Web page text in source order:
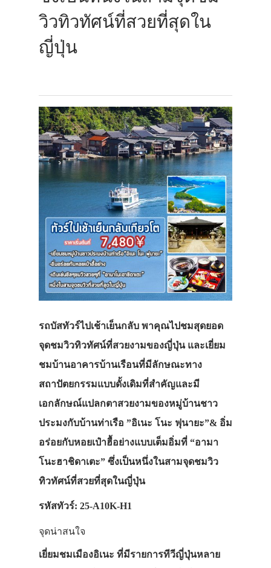
วิวทิวทัศน์ที่สวยที่สุดใน
ญี่ปุ่น
รถบัสทัวร์ไปเช้าเย็นกลับ พาคุณไปชมสุดยอด
จุดชมวิวทิวทัศน์ที่สวยงามของญี่ปุ่น และเยี่ยม
ชมบ้านอาคารบ้านเรือนที่มีลักษณะทาง
สถาปัตยกรรมแบบดั้งเดิมที่สำคัญและมี
เอกลักษณ์แปลกตาสวยงามของหมู่บ้านชาว
ประมงกับบ้านท่าเรือ ”อิเนะ โนะ ฟุนายะ”& อิ่ม
อร่อยกับหอยเป๋าฮื้อย่างแบบเต็มอิ่มที่ “อามา
โนะฮาชิดาเตะ” ซึ่งเป็นหนึ่งในสามจุดชมวิว
ทิวทัศน์ที่สวยที่สุดในญี่ปุ่น
รหัสทัวร์: 25-A10K-H1
จุดน่าสนใจ
เยี่ยมชมเมืองอิเนะ ที่มีรายการทีวีญี่ปุ่นหลาย